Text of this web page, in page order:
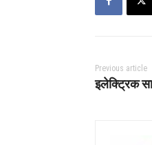
Previous article
इलेक्ट्रिक